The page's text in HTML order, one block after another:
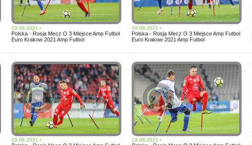
19.09.2021 r
Polska - Rosja Mecz O 3 Miejsce Amp Futbol
Euro Krakow 2021 Amp Futbol
19.09.2021 r
Polska - Rosja Mecz O 3 Miejsce Amp Futbol
Euro Krakow 2021 Amp Futbol
19.09.2021 r 19.09.2021 r